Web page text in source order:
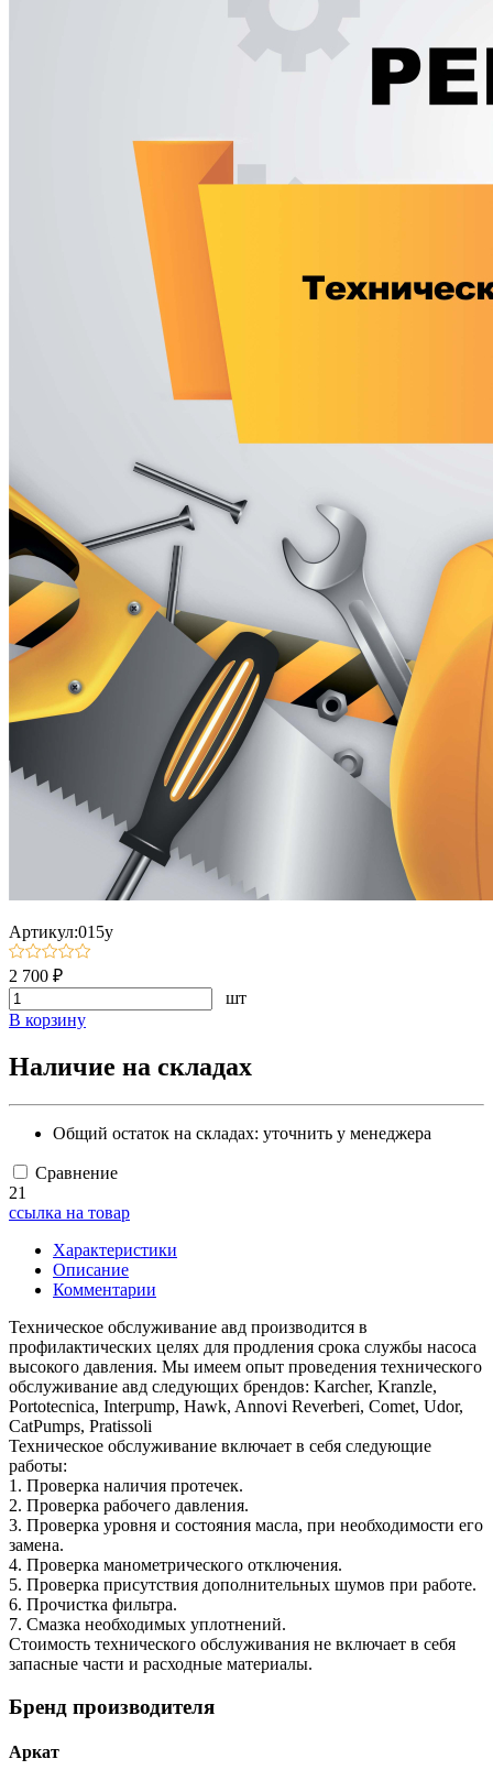
Артикул:015у
2 700 ₽
шт
В корзину
Наличие на складах
Общий остаток на складах: уточнить у менеджера
Сравнение
21
ссылка на товар
Характеристики
Описание
Комментарии
Техническое обслуживание авд производится в
профилактических целях для продления срока службы насоса
высокого давления. Мы имеем опыт проведения технического
обслуживание авд следующих брендов: Karcher, Kranzle,
Portotecnica, Interpump, Hawk, Annovi Reverberi, Comet, Udor,
CatPumps, Pratissoli
Техническое обслуживание включает в себя следующие
работы:
1. Проверка наличия протечек.
2. Проверка рабочего давления.
3. Проверка уровня и состояния масла, при необходимости его
замена.
4. Проверка манометрического отключения.
5. Проверка присутствия дополнительных шумов при работе.
6. Прочистка фильтра.
7. Смазка необходимых уплотнений.
Стоимость технического обслуживания не включает в себя
запасные части и расходные материалы.
Бренд производителя
Аркат